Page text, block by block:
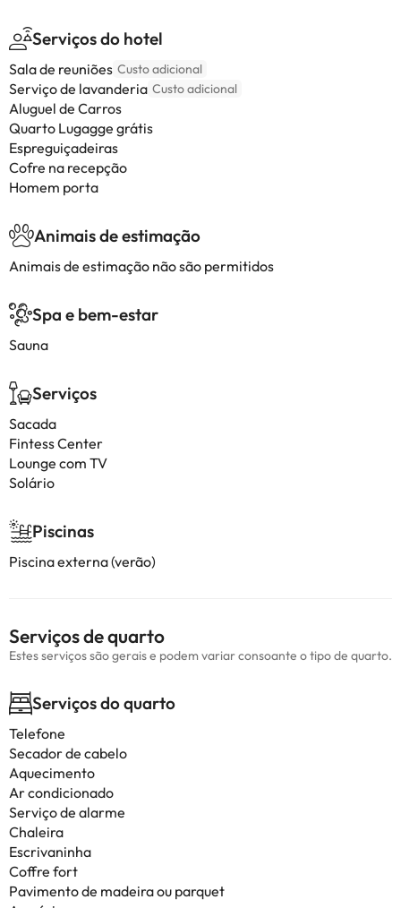
Serviços do hotel
Sala de reuniões Custo adicional
Serviço de lavanderia Custo adicional
Aluguel de Carros
Quarto Lugagge grátis
Espreguiçadeiras
Cofre na recepção
Homem porta
Animais de estimação
Animais de estimação não são permitidos
Spa e bem-estar
Sauna
Serviços
Sacada
Fintess Center
Lounge com TV
Solário
Piscinas
Piscina externa (verão)
Serviços de quarto
Estes serviços são gerais e podem variar consoante o tipo de quarto.
Serviços do quarto
Telefone
Secador de cabelo
Aquecimento
Ar condicionado
Serviço de alarme
Chaleira
Escrivaninha
Coffre fort
Pavimento de madeira ou parquet